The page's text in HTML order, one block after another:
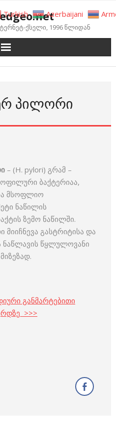
ქსელი, 1996 წლიდან
ᲞᲘᲚᲝᲠᲘ
– (H. pylori) გრამ –
ბაქტერიაა,
მსოფლიო
ნაწილის
ზემო ნაწილში.
გასტრიტისა და
ნაწლავის წყლულოვანი
განმარტებითი
>>>
Turkish Azerbaijani